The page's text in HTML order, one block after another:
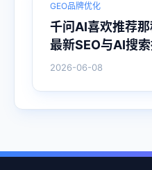
GEO品牌优化
千问AI喜欢推荐
最新SEO与AI搜
2026-06-08